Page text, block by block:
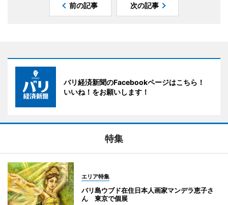
前の記事 次の記事
バリ経済新聞のFacebookページはこちら！
いいね！をお願いします！
特集
エリア特集
バリ島ウブド在住日本人画家マンデラ恵子さ
ん 東京で個展